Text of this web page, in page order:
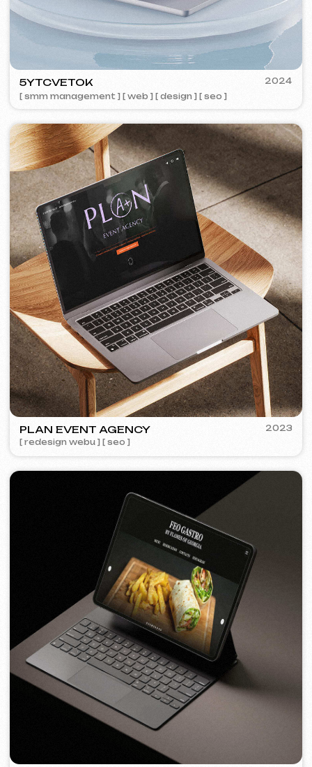
PORTOFINO
[ logo ] [ web ] [ seo ] [ jídelní lístek ]
2023
TOP TRAVEL COMPANY
[ logo ] [ web ] [ seo ] [ design ]
FEOH COSMETIC
[ e-shop ]
2022